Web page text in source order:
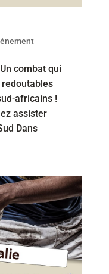
combat qui
redoutables
africains !
assister
Dans